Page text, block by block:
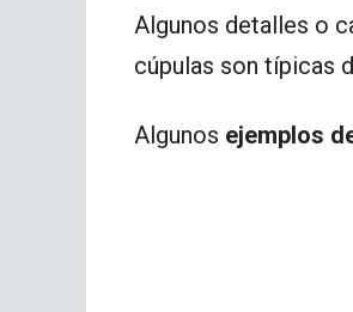
Algunos detalles o
cúpulas son típicas
Algunos ejemplos